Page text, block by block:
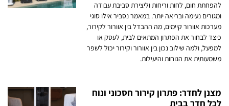
להפחתת חום, לחות וריחות וליצירת סביבת עבודה
ומגורים נעימה ובריאה יותר. במאמר נסביר אילו סוגי
מערכות אוורור קיימים, מה ההבדל בין אוורור לקירור,
כיצד לבחור את הפתרון המתאים לבית, לעסק או
למפעל, ולמה שילוב נכון בין אוורור וקירור יכול לשפר
משמעותית את הנוחות והיעילות.
מצנן לחדר: פתרון קירור חסכוני ונוח
לכל חדר בבית